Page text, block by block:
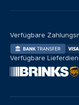
Verfügbare
Verfügbare